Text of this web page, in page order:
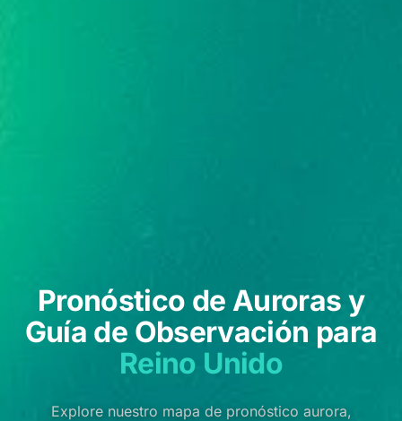
Pronóstico de Auroras y
Guía de Observación para
Reino Unido
Explore nuestro mapa de pronóstico aurora,